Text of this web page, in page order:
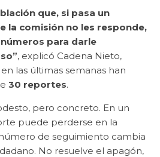
que, si pasa un
la comisión no les responde,
para darle
, explicó Cadena Nieto,
las últimas semanas han
30 reportes.
pero concreto. En un
puede perderse en la
de seguimiento cambia
No resuelve el apagón,